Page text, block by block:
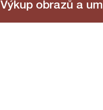
Výkup obrazů a